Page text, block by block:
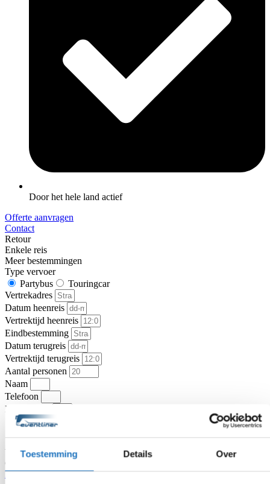
Toestemming Details Over
Door het hele land actief
Offerte aanvragen
Contact
Retour
Enkele reis
Meer bestemmingen
Type vervoer
Partybus
Touringcar
Vertrekadres
Datum heenreis
Vertrektijd heenreis
Eindbestemming
Datum terugreis
Vertrektijd terugreis
Aantal personen
Naam
Telefoon
E-mailadres
Vragen of opmerkingen over uw reis
Ga je akkoord met de
KNV Busvervoer.